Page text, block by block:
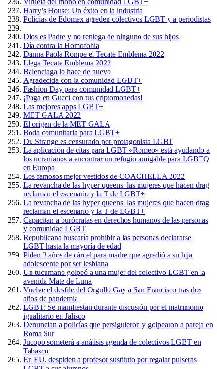
Viruela del mono en comunidad LGBT+
Harry’s House: Un éxito en la industria
Policías de Edomex agreden colectivos LGBT y a periodistas
Dios es Padre y no reniega de ninguno de sus hijos
Día contra la Homofobia
Danna Paola Rompe el Tecate Emblema 2022
Llega Tecate Emblema 2022
Balenciaga lo hace de nuevo
Agradecida con la comunidad LGBT+
Fashion Day para comunidad LGBT+
¡Paga en Gucci con tus criptomonedas!
Las mejores apps LGBT+
MET GALA 2022
El origen de la MET GALA
Boda comunitaria para LGBT+
Dr. Strange es censurado por protagonista LGBT
La aplicación de citas para LGBT «Romeo» está ayudando a
los ucranianos a encontrar un refugio amigable para LGBTQ
en Europa
Los famosos mejor vestidos de COACHELLA 2022
La revancha de las hyper queens: las mujeres que hacen drag
reclaman el escenario y la T de LGBT+
La revancha de las hyper queens: las mujeres que hacen drag
reclaman el escenario y la T de LGBT+
Capacitan a burócratas en derechos humanos de las personas
y comunidad LGBT
Republicana buscaría prohibir a las personas declararse
LGBT hasta la mayoría de edad
Piden 3 años de cárcel para madre que agredió a su hija
adolescente por ser lesbiana
Un tucumano golpeó a una mujer del colectivo LGBT en la
avenida Mate de Luna
Vuelve el desfile del Orgullo Gay a San Francisco tras dos
años de pandemia
LGBT: Se manifiestan durante discusión por el matrimonio
igualitario en Jalisco
Denuncian a policías que persiguieron y golpearon a pareja en
Roma Sur
Jucopo someterá a análisis agenda de colectivos LGBT en
Tabasco
En EU, despiden a profesor sustituto por regalar pulseras